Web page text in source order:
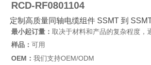
RCD-RF0801104
定制高质量同轴电缆组件 SSMT 到
最小起订量： 取决于材料和产品的复杂程度，
样品： 可用
OEM： 我们支持OEM/ODM